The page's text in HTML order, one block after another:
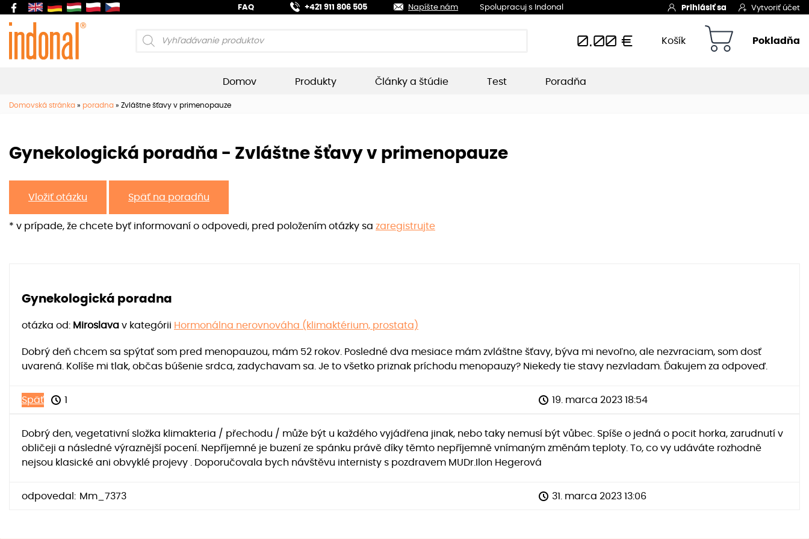
FAQ +421 911 806 505 Napíšte nám Spolupracuj s Indonal Prihlásiť sa Vytvoriť účet
Products
0.00€ Košík Pokladňa
Domov Produkty Články a štúdie Test Poradňa
Domovská stránka » poradna » Zvláštne šťavy v primenopauze
Gynekologická poradňa - Zvláštne šťavy v primenopauze
Vložiť otázku Späť na poradňu
* v prípade, že chcete byť informovaní o odpovedi, pred položením otázky sa zaregistrujte
Gynekologická poradna
otázka od: Miroslava v kategórii Hormonálna nerovnováha (klimaktérium, prostata)
Dobrý deň chcem sa spýtať som pred menopauzou, mám 52 rokov. Posledné dva mesiace mám zvláštne šťavy, býva mi nevoľno, ale nezvraciam, som dosť
uvarená. Kolíše mi tlak, občas búšenie srdca, zadychavam sa. Je to všetko priznak príchodu menopauzy? Niekedy tie stavy nezvladam. Ďakujem za odpoveď.
Späť 1 19. marca 2023 18:54
Dobrý den, vegetativní složka klimakteria / přechodu / může být u každého vyjádřena jinak, nebo taky nemusí být vůbec. Spíše o jedná o pocit horka, zarudnutí v
obličeji a následné výraznější pocení. Nepříjemné je buzení ze spánku právě díky těmto nepříjemně vnímaným změnám teploty. To, co vy udáváte rozhodně
nejsou klasické ani obvyklé projevy . Doporučovala bych návštěvu internisty s pozdravem MUDr.Ilon Hegerová
odpovedal: Mm_7373 31. marca 2023 13:06